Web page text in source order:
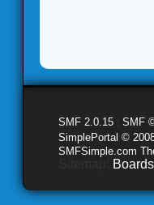
SMF 2.0.15 SMF
SimplePortal ©
SMFSimple.com
Boards